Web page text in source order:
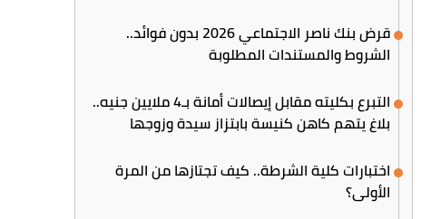
قرض بنك ناصر الاجتماعي 2026 بدون فوائد..
الشروط والمستندات المطلوبة
التبرع بكليته مقابل إيصالات أمانة بـ4 ملايين جنيه..
بلاغ يتهم كاهن كنيسة بابتزاز سيدة وزوجها
اختبارات كلية الشرطة.. كيف تجتازها من المرة
الأولى؟